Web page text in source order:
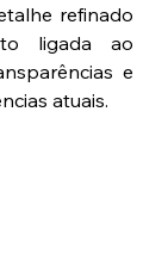
refinado
ligada ao
e
atuais.